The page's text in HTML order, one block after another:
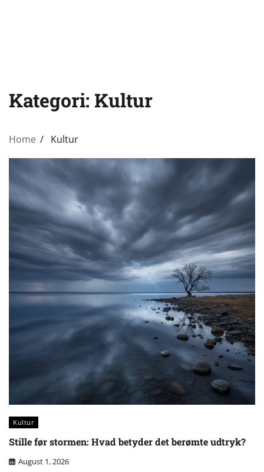
Kategori: Kultur
Home Kultur
Kultur
Stille før stormen: Hvad betyder det berømte udtryk?
August 1, 2026